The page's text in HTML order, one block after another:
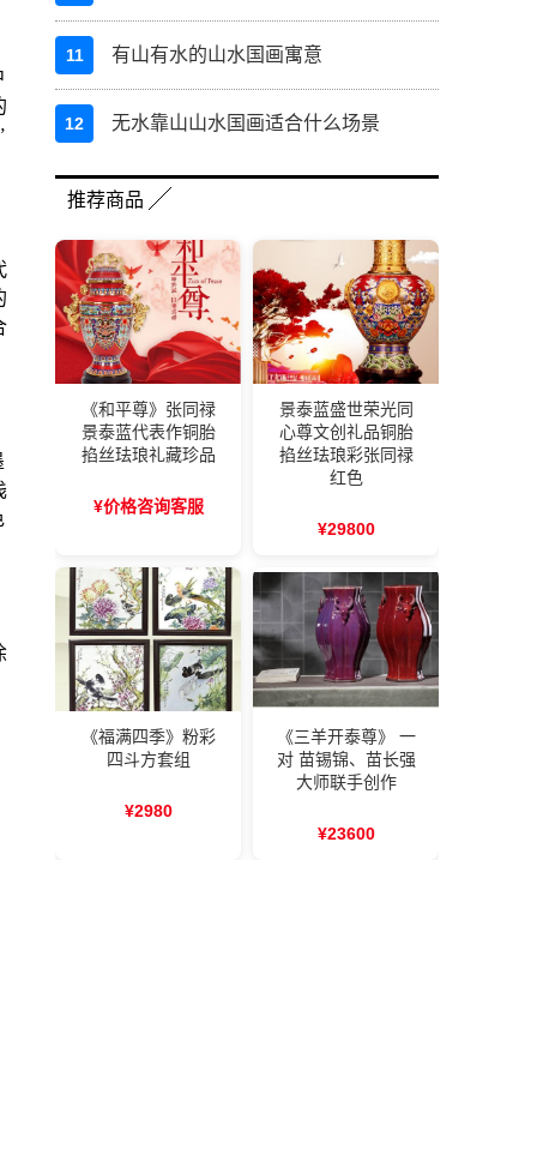
11 有山有水的山水国画寓意
12 无水靠山山水国画适合什么场景
推荐商品
《和平尊》张同禄
景泰蓝代表作铜胎
掐丝珐琅礼藏珍品
¥价格咨询客服
景泰蓝盛世荣光同
心尊文创礼品铜胎
掐丝珐琅彩张同禄
红色
¥29800
《福满四季》粉彩
四斗方套组
¥2980
《三羊开泰尊》 一
对 苗锡锦、苗长强
大师联手创作
¥23600